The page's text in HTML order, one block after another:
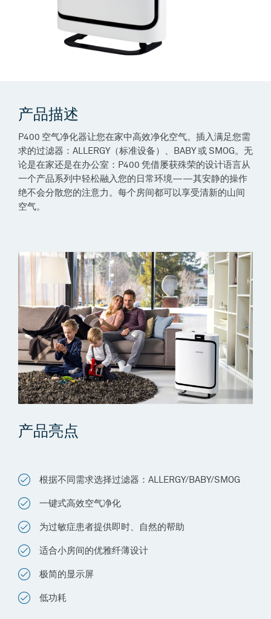
产品描述
P400 空气净化器让您在家中高效净化空气。插入满足您需
求的过滤器：ALLERGY（标准设备）、BABY 或 SMOG。无
论是在家还是在办公室：P400 凭借屡获殊荣的设计语言从
一个产品系列中轻松融入您的日常环境——其安静的操作
绝不会分散您的注意力。每个房间都可以享受清新的山间
空气。
产品亮点
根据不同需求选择过滤器：ALLERGY/BABY/SMOG
一键式高效空气净化
为过敏症患者提供即时、自然的帮助
适合小房间的优雅纤薄设计
极简的显示屏
低功耗